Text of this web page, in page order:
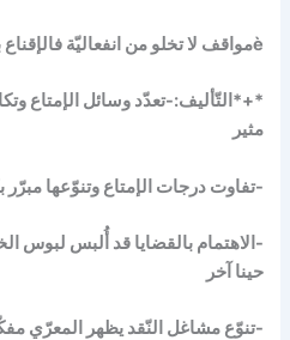
èمواقف لا تخلو من انفعاليّة فالإقناع بها نسبيّ محدود
*+*التّأليف:-تعدّد وسائل الإمتاع
مثير
-تفاوت درجات الإمتاع وتنوّعها مبرّر
-الاهتمام بالقضايا قد أُلبس لبوس
حينا آخر
-تنوّع مشاغل النّقد يظهر المعرّي